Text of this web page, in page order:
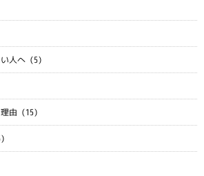
人へ (5)
由 (15)